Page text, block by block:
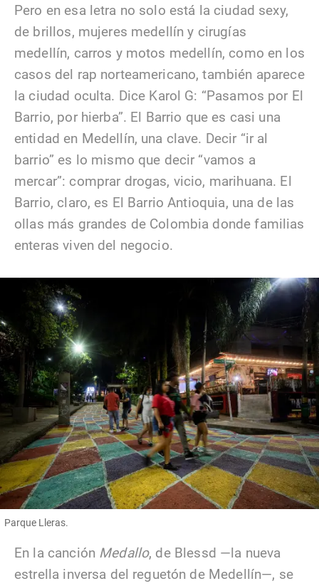
Pero en esa letra no solo está la ciudad sexy,
de brillos, mujeres medellín y cirugías
medellín, carros y motos medellín, como en los
casos del rap norteamericano, también aparece
la ciudad oculta. Dice Karol G: “Pasamos por El
Barrio, por hierba”. El Barrio que es casi una
entidad en Medellín, una clave. Decir “ir al
barrio” es lo mismo que decir “vamos a
mercar”: comprar drogas, vicio, marihuana. El
Barrio, claro, es El Barrio Antioquia, una de las
ollas más grandes de Colombia donde familias
enteras viven del negocio.
Parque Lleras.
En la canción Medallo, de Blessd —la nueva
estrella inversa del reguetón de Medellín—, se